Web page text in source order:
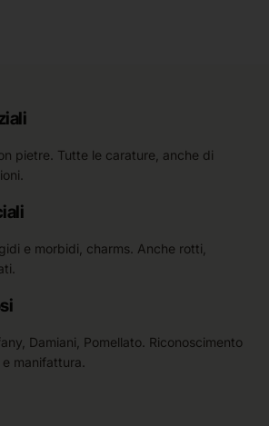
pietre. Tutte le carature, anche di
e morbidi, charms. Anche rotti,
Damiani, Pomellato. Riconoscimento
manifattura.